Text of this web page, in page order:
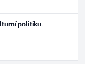
politiku.